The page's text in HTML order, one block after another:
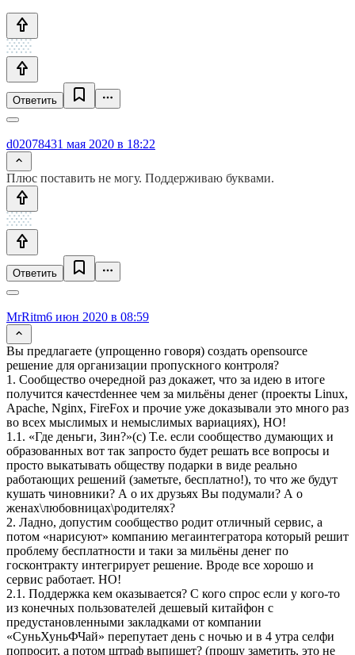
Ответить
d02078431 мая 2020 в 18:22
Плюс поставить не могу. Поддерживаю буквами.
Ответить
MrRitm6 июн 2020 в 08:59
Вы предлагаете (упрощенно говоря) создать opensource
решение для организации пропускного контроля?
1. Сообщество очередной раз докажет, что за идею в итоге
получится качестdеннее чем за мильёны денег (проекты Linux,
Apache, Nginx, FireFox и прочие уже доказывали это много раз
во всех мыслимых и немыслимых вариациях), НО!
1.1. «Где деньги, Зин?»(с) Т.е. если сообщество думающих и
образованных вот так запросто будет решать все вопросы и
просто выкатывать обществу подарки в виде реально
работающих решений (заметьте, бесплатно!), то что же будут
кушать чиновники? А о их друзьях Вы подумали? А о
женах\любовницах\родителях?
2. Ладно, допустим сообщество родит отличный сервис, а
потом «нарисуют» компанию мегаинтегратора который решит
проблему бесплатности и таки за мильёны денег по
госконтракту интегрирует решение. Вроде все хорошо и
сервис работает. НО!
2.1. Поддержка кем оказывается? С кого спрос если у кого-то
из конечных пользователей дешевый китайфон с
предустановленными закладками от компании
«СуньХуньФЧай» перепутает день с ночью и в 4 утра селфи
попросит, а потом штраф выпишет? (прошу заметить, это не